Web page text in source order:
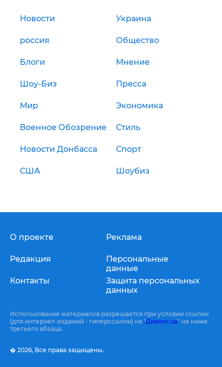
Новости Украина
россия Общество
Блоги Мнение
Шоу-Биз Пресса
Мир Экономика
Военное Обозрение Стиль
Новости Донбасса Спорт
США Шоубиз
О проекте
Редакция
Контакты
Реклама
Персональные
данные
Защита персональных
данных
Использование материалов разрешается при условии ссылки
(для интернет-изданий - гиперссылки) на "Диалог.ua" не ниже
третьего абзаца.
� 2026, Все права защищены.